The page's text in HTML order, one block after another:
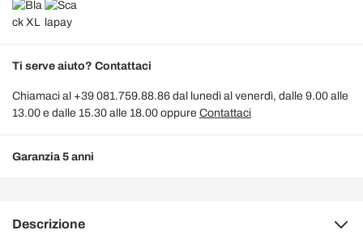
Ti serve aiuto? Contattaci
Chiamaci al +39 081.759.88.86 dal lunedì al venerdì, dalle 9.00 alle
13.00 e dalle 15.30 alle 18.00 oppure Contattaci
Garanzia 5 anni
Descrizione